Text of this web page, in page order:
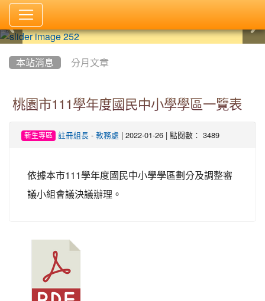
本站消息 分月文章
桃園市111學年度國民中小學學區一覽表
新生專區 註冊組長- 教務處 | 2022-01-26 | 點閱數： 3489
依據本市111學年度國民中小學學區劃分及調整審
議小組會議決議辦理。